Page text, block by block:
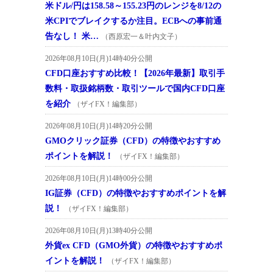
米ドル/円は158.58～155.23円のレンジを8/12の
米CPIでブレイクするか注目。ECBへの事前通
告なし！ 米…
（西原宏一＆叶内文子）
2026年08月10日(月)14時40分公開
CFD口座おすすめ比較！【2026年最新】取引手
数料・取扱銘柄数・取引ツールで国内CFD口座
を紹介
（ザイFX！編集部）
2026年08月10日(月)14時20分公開
GMOクリック証券（CFD）の特徴やおすすめ
ポイントを解説！
（ザイFX！編集部）
2026年08月10日(月)14時00分公開
IG証券（CFD）の特徴やおすすめポイントを解
説！
（ザイFX！編集部）
2026年08月10日(月)13時40分公開
外貨ex CFD（GMO外貨）の特徴やおすすめポ
イントを解説！
（ザイFX！編集部）